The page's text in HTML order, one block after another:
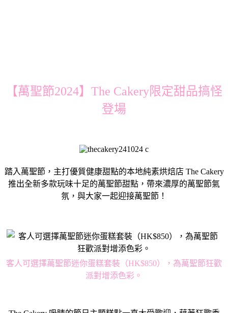
【萬聖節2024】The Cakery限定甜品搞怪
登場
踏入萬聖節，主打優質健康甜點的本地純素烘焙店 The Cakery
推出全新多款玩味十足的萬聖節甜點，帶來濃厚的萬聖節氣
氛，與大家一起迎接萬聖節！
客人可選擇萬聖節迷你蛋糕套裝（HK$850）， 為萬聖節狂歡
派對增添色彩。